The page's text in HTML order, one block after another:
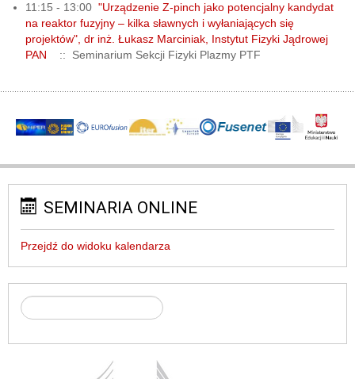
11:15 - 13:00"Urządzenie Z-pinch jako potencjalny kandydat
na reaktor fuzyjny – kilka sławnych i wyłaniających się
projektów", dr inż. Łukasz Marciniak, Instytut Fizyki Jądrowej
PAN
:: Seminarium Sekcji Fizyki Plazmy PTF
SEMINARIA ONLINE
Przejdź do widoku kalendarza